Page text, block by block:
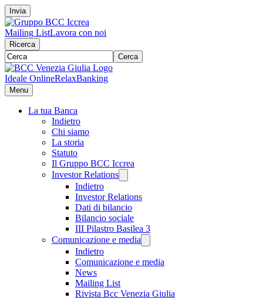
Invia
Mailing ListLavora con noi
Ricerca
Cerca
Ideale OnlineRelaxBanking
Menu
La tua Banca
Indietro
Chi siamo
La storia
Statuto
Il Gruppo BCC Iccrea
Investor Relations
Indietro
Investor Relations
Dati di bilancio
Bilancio sociale
III Pilastro Basilea 3
Comunicazione e media
Indietro
Comunicazione e media
News
Mailing List
Rivista Bcc Venezia Giulia